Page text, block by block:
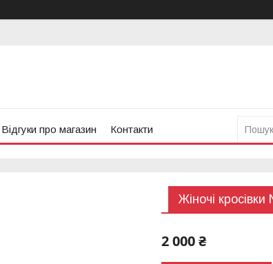
Відгуки про магазин Контакти
Жіночі
2 000 ₴